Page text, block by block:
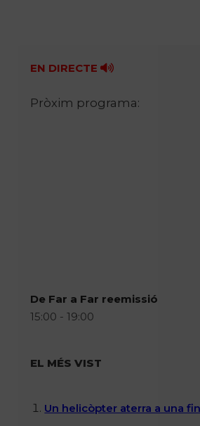
Fes-te'n soci!
EN DIRECTE
Pròxim programa:
De Far a Far reemissió
15:00 - 19:00
EL MÉS VIST
Un helicòpter aterra a una